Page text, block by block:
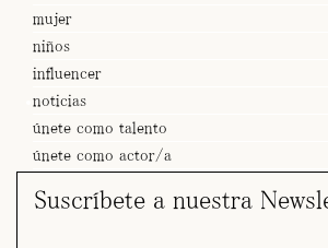
mujer
niños
influencer
noticias
únete como talento
únete como actor/a
Suscríbete a nuestra